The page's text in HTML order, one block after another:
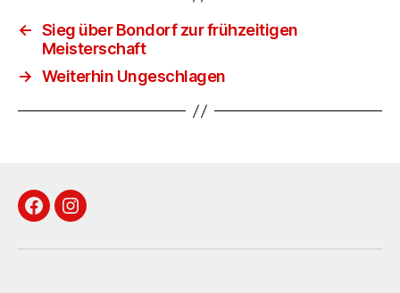
← Sieg über Bondorf zur frühzeitigen
Meisterschaft
→ Weiterhin Ungeschlagen
FacebookInstagram